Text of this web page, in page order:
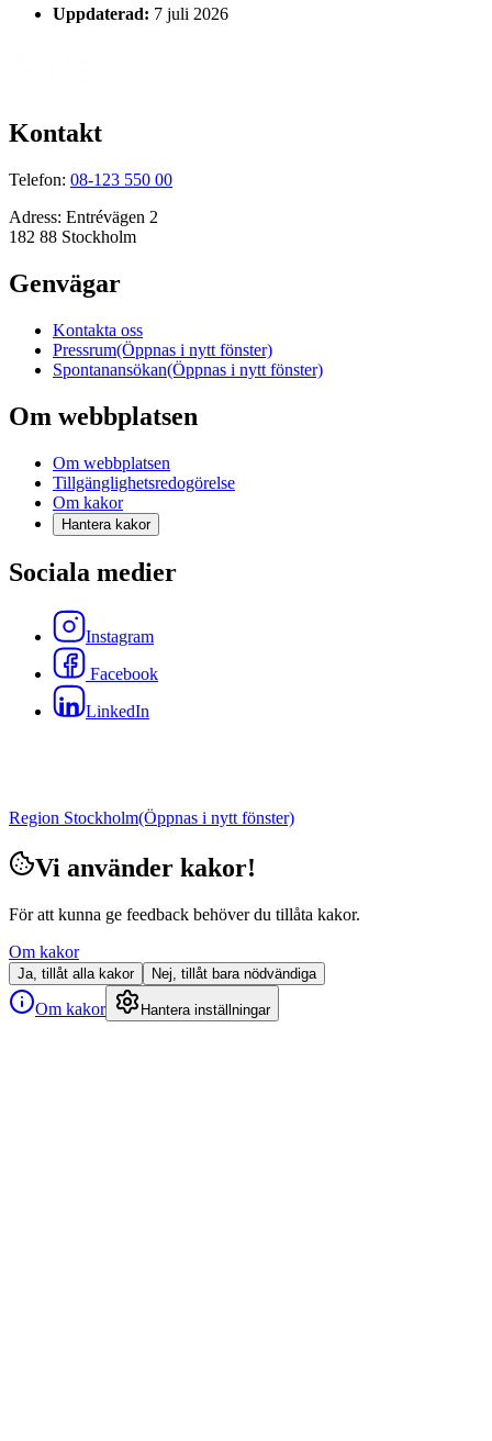
Uppdaterad: 7 juli 2026
Kontakt
Telefon: 08-123 550 00
Adress: Entrévägen 2
182 88 Stockholm
Genvägar
Kontakta oss
Pressrum(Öppnas i nytt fönster)
Spontanansökan(Öppnas i nytt fönster)
Om webbplatsen
Om webbplatsen
Tillgänglighetsredogörelse
Om kakor
Hantera kakor
Sociala medier
Instagram
Facebook
LinkedIn
Region Stockholm(Öppnas i nytt fönster)
Vi använder kakor!
För att kunna ge feedback behöver du tillåta kakor.
Om kakor
Ja, tillåt alla kakor Nej, tillåt bara nödvändiga
Om kakor Hantera inställningar